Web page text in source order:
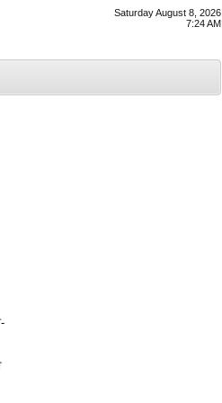
Saturday August 8, 2026
7:24 AM